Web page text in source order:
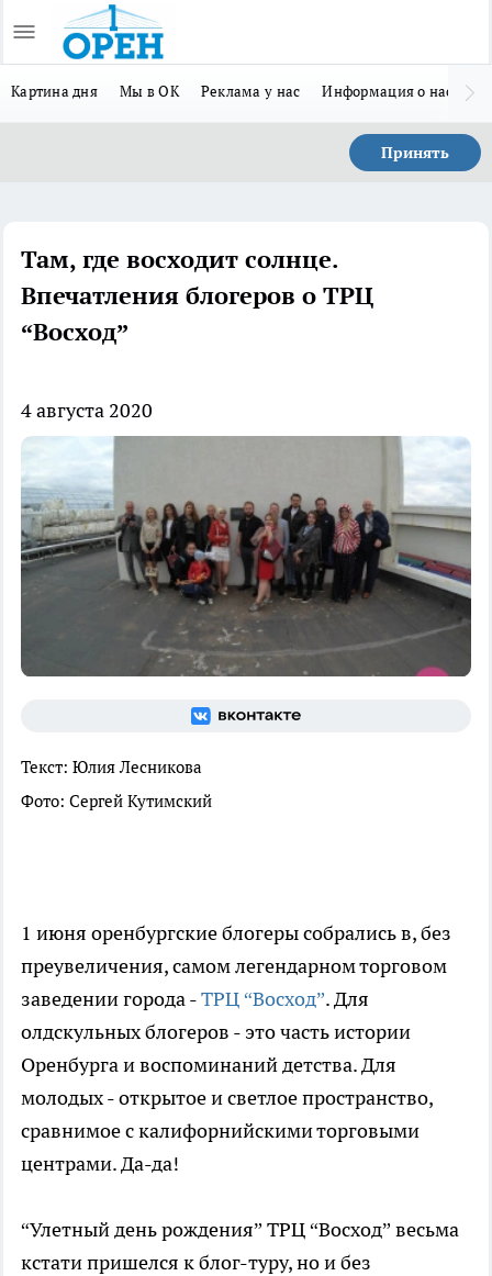
Картина дня Мы в ОК Реклама у нас Информация о нас
Принять
Там, где восходит солнце.
Впечатления блогеров о ТРЦ
“Восход”
4 августа 2020
Текст: Юлия Лесникова
Фото: Сергей Кутимский
1 июня оренбургские блогеры собрались в, без
преувеличения, самом легендарном торговом
заведении города -ТРЦ “Восход”. Для
олдскульных блогеров - это часть истории
Оренбурга и воспоминаний детства. Для
молодых - открытое и светлое пространство,
сравнимое с калифорнийскими торговыми
центрами. Да-да!
“Улетный день рождения” ТРЦ “Восход” весьма
кстати пришелся к блог-туру, но и без